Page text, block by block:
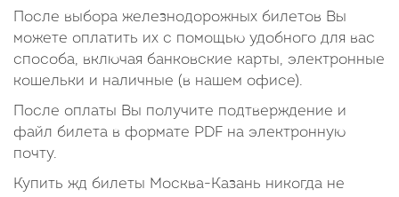
После выбора железнодорожных билетов Вы
можете оплатить их с помощью удобного для вас
способа, включая банковские карты, электронные
кошельки и наличные (в нашем офисе).
После оплаты Вы получите подтверждение и
файл билета в формате PDF на электронную
почту.
Купить жд билеты Москва-Казань никогда не